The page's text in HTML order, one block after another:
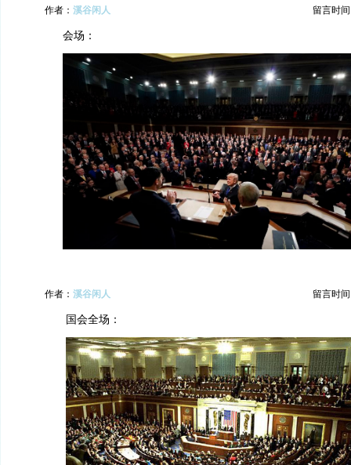
作者： 溪谷闲人 留言时间
会场：
作者： 溪谷闲人 留言时间
国会全场：